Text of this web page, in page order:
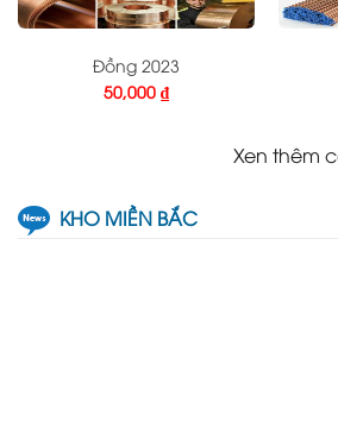
Đồng 2023
50,000 ₫
Xen thêm
KHO MIỀN BẮC